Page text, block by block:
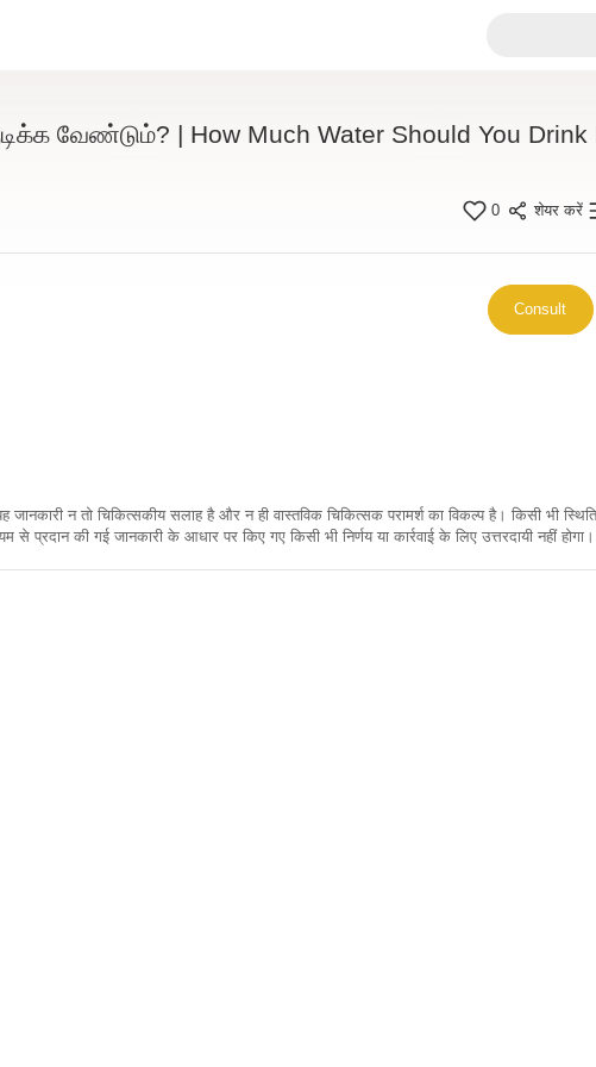
வேண்டும்? | How Much Water Should You Drink
0 शेयर करें
Consult
न तो चिकित्सकीय सलाह है और न ही वास्तविक चिकित्सक परामर्श का विकल्प है। किसी भी
प्रदान की गई जानकारी के आधार पर किए गए किसी भी निर्णय या कार्रवाई के लिए उत्तरदायी नहीं होगा।